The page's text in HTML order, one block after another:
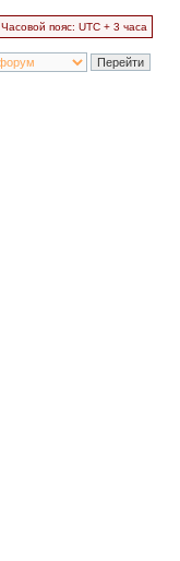
Часовой пояс: UTC + 3 часа